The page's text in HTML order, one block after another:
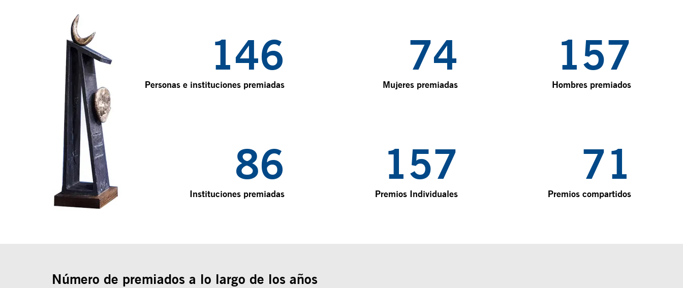
227
Personas e instituciones premiadas
74
Mujeres premiadas
217
Hombres premiados
112
Instituciones premiadas
161
Premios Individuales
71
Premios compartidos
Número de premiados a lo largo de los años